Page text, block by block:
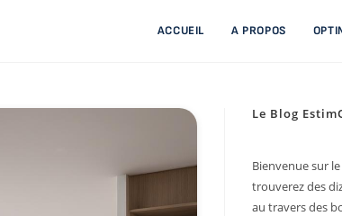
ACCUEIL A PROPOS
Le Blog
Bienvenue sur
trouverez des
au travers des